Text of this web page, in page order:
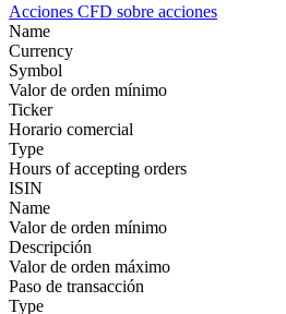
Acciones CFD sobre acciones
Name
Currency
Symbol
Valor de orden mínimo
Ticker
Horario comercial
Type
Hours of accepting orders
ISIN
Name
Valor de orden mínimo
Descripción
Valor de orden máximo
Paso de transacción
Type